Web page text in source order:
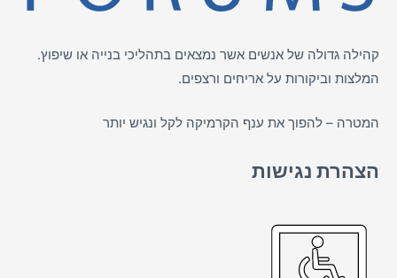
קהילה גדולה של אנשים אשר נמצאים בתהליכי בנייה או שיפוץ.
המלצות וביקורות על אריחים ורצפים.
המטרה – להפוך את ענף הקרמיקה לקל ונגיש יותר
הצהרת נגישות